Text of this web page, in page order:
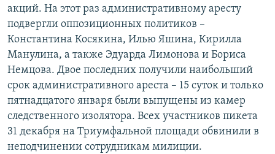
акций. На этот раз административному аресту
подвергли оппозиционных политиков –
Константина Косякина, Илью Яшина, Кирилла
Манулина, а также Эдуарда Лимонова и Бориса
Немцова. Двое последних получили наибольший
срок административного ареста – 15 суток и только
пятнадцатого января были выпущены из камер
следственного изолятора. Всех участников пикета
31 декабря на Триумфальной площади обвинили в
неподчинении сотрудникам милиции.